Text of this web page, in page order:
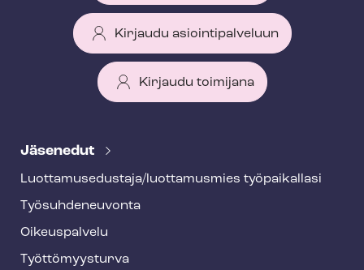
Kirjaudu asiointipalveluun
Kirjaudu toimijana
e
f
o
o
Jäsenedut
Luot­ta­muse­dus­ta­ja/luottamusmies työpaikallasi
Työ­suh­de­neu­von­ta
Oikeuspalvelu
Työt­tö­myys­tur­va